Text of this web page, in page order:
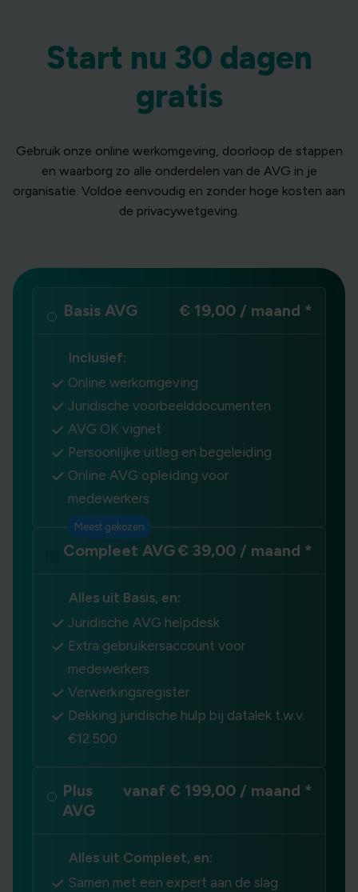
Start nu 30 dagen
gratis
Gebruik onze online werkomgeving, doorloop de stappen
en waarborg zo alle onderdelen van de AVG in je
organisatie. Voldoe eenvoudig en zonder hoge kosten aan
de privacywetgeving.
Basis AVG € 19,00 / maand *
Inclusief:
Online werkomgeving
Juridische voorbeelddocumenten
AVG OK vignet
Persoonlijke uitleg en begeleiding
Online AVG opleiding voor
medewerkers
Meest gekozen
Compleet AVG€ 39,00 / maand *
Alles uit Basis, en:
Juridische AVG helpdesk
Extra gebruikersaccount voor
medewerkers
Verwerkingsregister
Dekking juridische hulp bij datalek t.w.v.
€12.500
Plus
AVG
vanaf € 199,00 / maand *
Alles uit Compleet, en:
Samen met een expert aan de slag